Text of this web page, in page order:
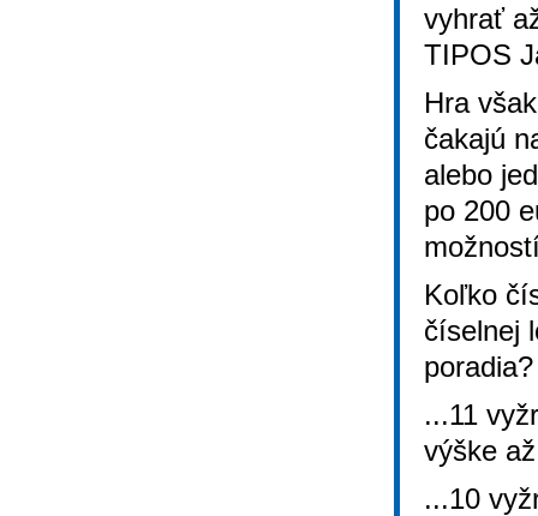
vyhrať
TIPOS
Hra
čakajú
alebo
po 200
Koľko
číselnej
...11
výške
...10